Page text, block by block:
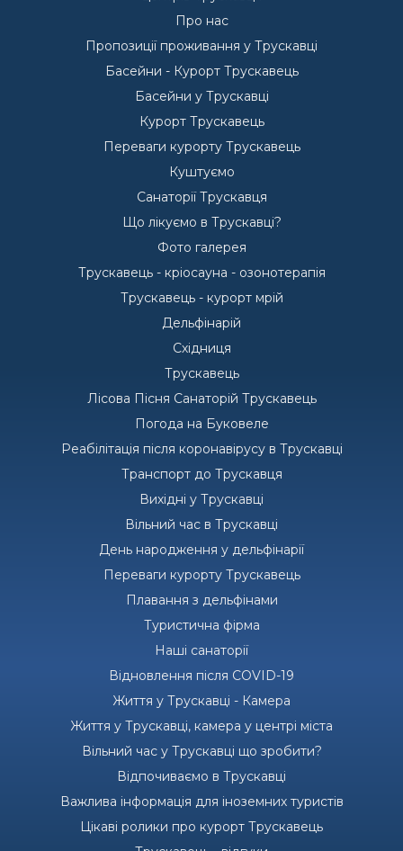
Про нас
Пропозиції проживання у Трускавці
Басейни - Курорт Трускавець
Басейни у Трускавці
Курорт Трускавець
Переваги курорту Трускавець
Куштуємо
Санаторії Трускавця
Що лікуємо в Трускавці?
Фото галерея
Трускавець - кріосауна - озонотерапія
Трускавець - курорт мрій
Дельфінарій
Східниця
Трускавець
Лісова Пісня Санаторій Трускавець
Погода на Буковеле
Реабілітація після коронавірусу в Трускавці
Транспорт до Трускавця
Вихідні у Трускавці
Вільний час в Трускавці
День народження у дельфінарії
Переваги курорту Трускавець
Плавання з дельфінами
Туристична фірма
Наші санаторії
Відновлення після COVID-19
Життя у Трускавці - Камера
Життя у Трускавці, камера у центрі міста
Вільний час у Трускавці що зробити?
Відпочиваємо в Трускавці
Важлива інформація для іноземних туристів
Цікаві ролики про курорт Трускавець